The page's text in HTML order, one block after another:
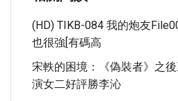
(HD) TIKB-084 我的炮友
也很強[有碼高
宋軼的困境：《偽裝者》之
演女二好評勝李沁